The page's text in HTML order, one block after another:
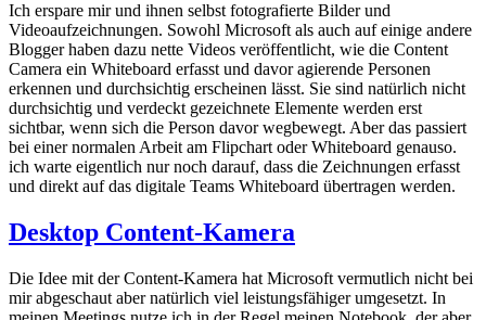
Ich erspare mir und ihnen selbst fotografierte Bilder und
Videoaufzeichnungen. Sowohl Microsoft als auch auf einige andere
Blogger haben dazu nette Videos veröffentlicht, wie die Content
Camera ein Whiteboard erfasst und davor agierende Personen
erkennen und durchsichtig erscheinen lässt. Sie sind natürlich nicht
durchsichtig und verdeckt gezeichnete Elemente werden erst
sichtbar, wenn sich die Person davor wegbewegt. Aber das passiert
bei einer normalen Arbeit am Flipchart oder Whiteboard genauso.
ich warte eigentlich nur noch darauf, dass die Zeichnungen erfasst
und direkt auf das digitale Teams Whiteboard übertragen werden.
Desktop Content-Kamera
Die Idee mit der Content-Kamera hat Microsoft vermutlich nicht bei
mir abgeschaut aber natürlich viel leistungsfähiger umgesetzt. In